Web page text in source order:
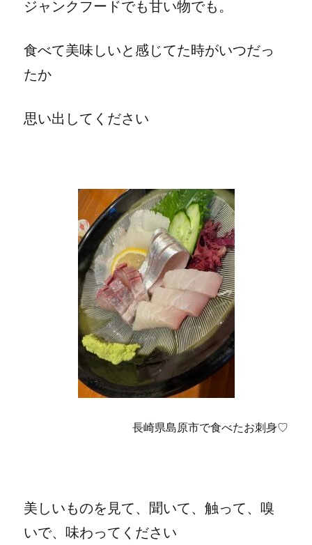
ジャンクフードでも甘い物でも。
食べて美味しいと感じてた時がいつだっ
たか
思い出してください
長崎県島原市で食べたお刺身♡
美しいものを見て、聞いて、触って、嗅
いで、味わってください